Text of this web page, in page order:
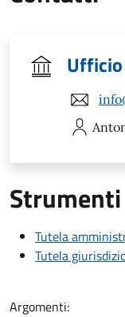
Tutela
Tutela
Argomenti: